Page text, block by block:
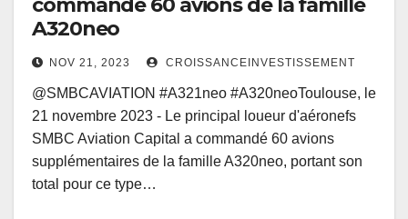
commandé 60 avions de la famille
A320neo
NOV 21, 2023 CROISSANCEINVESTISSEMENT
@SMBCAVIATION #A321neo #A320neoToulouse, le
21 novembre 2023 - Le principal loueur d'aéronefs
SMBC Aviation Capital a commandé 60 avions
supplémentaires de la famille A320neo, portant son
total pour ce type…